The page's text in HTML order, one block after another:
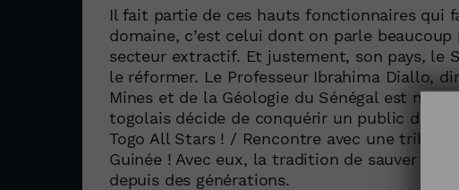
Il fait partie de ces hauts fonctionnaires qui
domaine, c’est celui dont on parle
secteur extractif. Et justement, son pays, le
le réformer. Le Professeur Ibrahima Diallo,
Mines et de la Géologie du Sénégal est
togolais décide de conquérir un public de
Togo All Stars ! / Rencontre avec une tribu
Guinée ! Avec eux, la tradition de sauver des
depuis des générations.